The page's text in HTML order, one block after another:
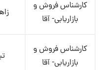
کارشناس فروش و
بازاریابی- آقا
کارشناس فروش و
بازاریابی- آقا